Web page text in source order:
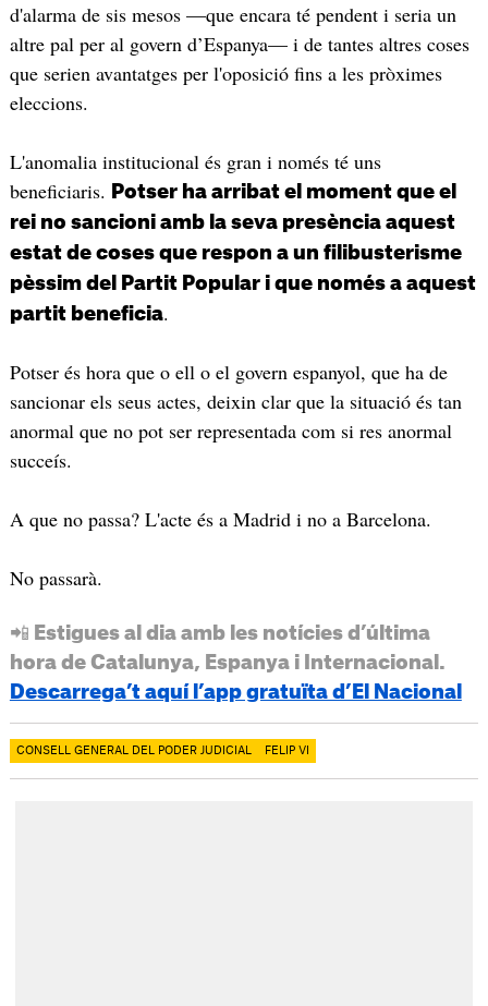
d'alarma de sis mesos —que encara té pendent i seria un
altre pal per al govern d’Espanya— i de tantes altres coses
que serien avantatges per l'oposició fins a les pròximes
eleccions.
L'anomalia institucional és gran i només té uns
beneficiaris.
Potser ha arribat el moment que el
rei no sancioni amb la seva presència aquest
estat de coses que respon a un filibusterisme
pèssim del Partit Popular i que només a aquest
partit beneficia.
Potser és hora que o ell o el govern espanyol, que ha de
sancionar els seus actes, deixin clar que la situació és tan
anormal que no pot ser representada com si res anormal
succeís.
A que no passa? L'acte és a Madrid i no a Barcelona.
No passarà.
📲 Estigues al dia amb les notícies d’última
hora de Catalunya, Espanya i Internacional.
Descarrega’t aquí l’app gratuïta d’El Nacional
CONSELL GENERAL DEL PODER JUDICIAL FELIP VI